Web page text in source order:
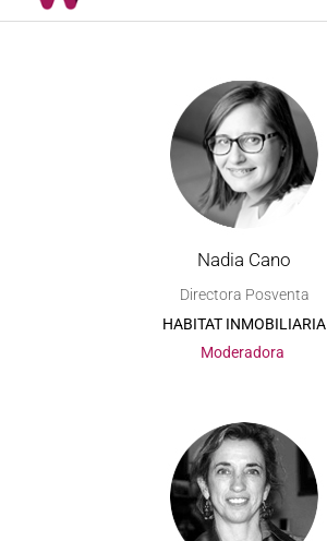
Nadia Cano
Directora Posventa
HABITAT INMOBILIARIA
Moderadora